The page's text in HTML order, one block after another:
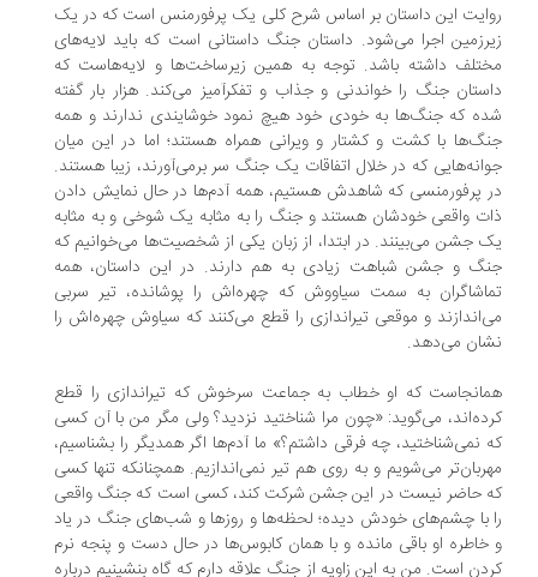
این داستان بر اساس شرح کلی یک پرفورمنس‌ است که در یک
اجرا می‌شود. داستان جنگ ‌داستانی ‌است که باید لایه‌های
داشته باشد. توجه به همین زیرساخت‌ها و لایه‌هاست که
جنگ را خواندنی و جذاب و تفکرآمیز می‌کند. هزار بار گفته
که جنگ‌ها به خودی خود هیچ نمود خوشایندی ندارند و همه
با کشت و کشتار و ویرانی همراه هستند؛ اما در این میان
که در خلال اتفاقات یک جنگ سر برمی‌آورند، زیبا هستند.
پرفورمنسی که شاهدش هستیم، همه آدم‌ها در حال نمایش دادن
واقعی خودشان هستند و جنگ را به مثابه یک شوخی و به مثابه
جشن می‌بینند. در ابتدا، از زبان یکی از شخصیت‌ها می‌خوانیم که
و جشن شباهت‌ زیادی به هم دارند. در این داستان، همه
به سمت سیاووش که چهره‌‌اش را پوشانده، تیر سربی
و موقعی تیراندازی را قطع می‌کنند که سیاوش چهره‌اش را
می‌دهد.
که او خطاب به جماعت سرخوش که تیراندازی را قطع
می‌گوید: «چون مرا شناختید نزدید؟ ولی مگر من با آن کسی
نمی‌شناختید، چه فرقی داشتم؟» ما آدم‌ها اگر همدیگر را بشناسیم،
می‌شویم و به روی هم تیر نمی‌اندازیم. همچنانکه تنها کسی
حاضر نیست در این جشن شرکت کند، کسی ‌است که جنگ واقعی
با چشم‌های خودش دیده؛ لحظه‌ها و روزها و شب‌های جنگ در یاد
او باقی مانده و با همان کابوس‌ها در حال دست و پنجه نرم
‌است. من به این زاویه از جنگ علاقه دارم که گاه بنشینیم درباره